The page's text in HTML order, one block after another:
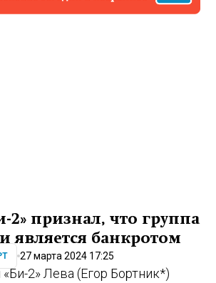
2» признал, что группа
является банкротом
27 марта 2024 17:25
2» Лева (Егор Бортник*)